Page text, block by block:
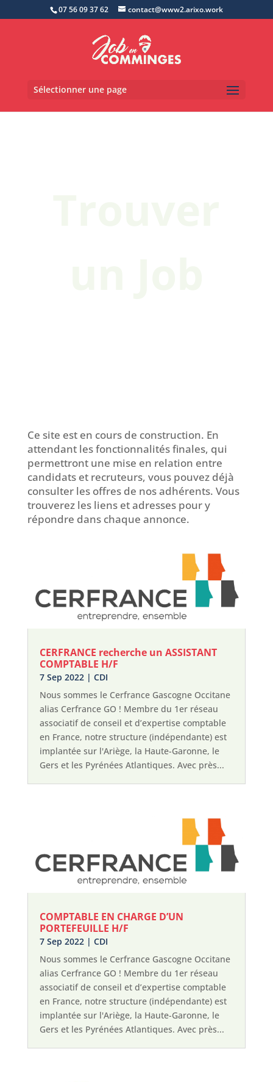
07 56 09 37 62 contact@www2.arixo.work
Sélectionner une page
Ce site est en cours de construction. En
attendant les fonctionnalités finales, qui
permettront une mise en relation entre
candidats et recruteurs, vous pouvez déjà
consulter les offres de nos adhérents. Vous
trouverez les liens et adresses pour y
répondre dans chaque annonce.
CERFRANCE recherche un ASSISTANT
COMPTABLE H/F
7 Sep 2022| CDI
Nous sommes le Cerfrance Gascogne Occitane
alias Cerfrance GO ! Membre du 1er réseau
associatif de conseil et d’expertise comptable
en France, notre structure (indépendante) est
implantée sur l'Ariège, la Haute-Garonne, le
Gers et les Pyrénées Atlantiques. Avec près...
COMPTABLE EN CHARGE D’UN
PORTEFEUILLE H/F
7 Sep 2022| CDI
Nous sommes le Cerfrance Gascogne Occitane
alias Cerfrance GO ! Membre du 1er réseau
associatif de conseil et d’expertise comptable
en France, notre structure (indépendante) est
implantée sur l'Ariège, la Haute-Garonne, le
Gers et les Pyrénées Atlantiques. Avec près...